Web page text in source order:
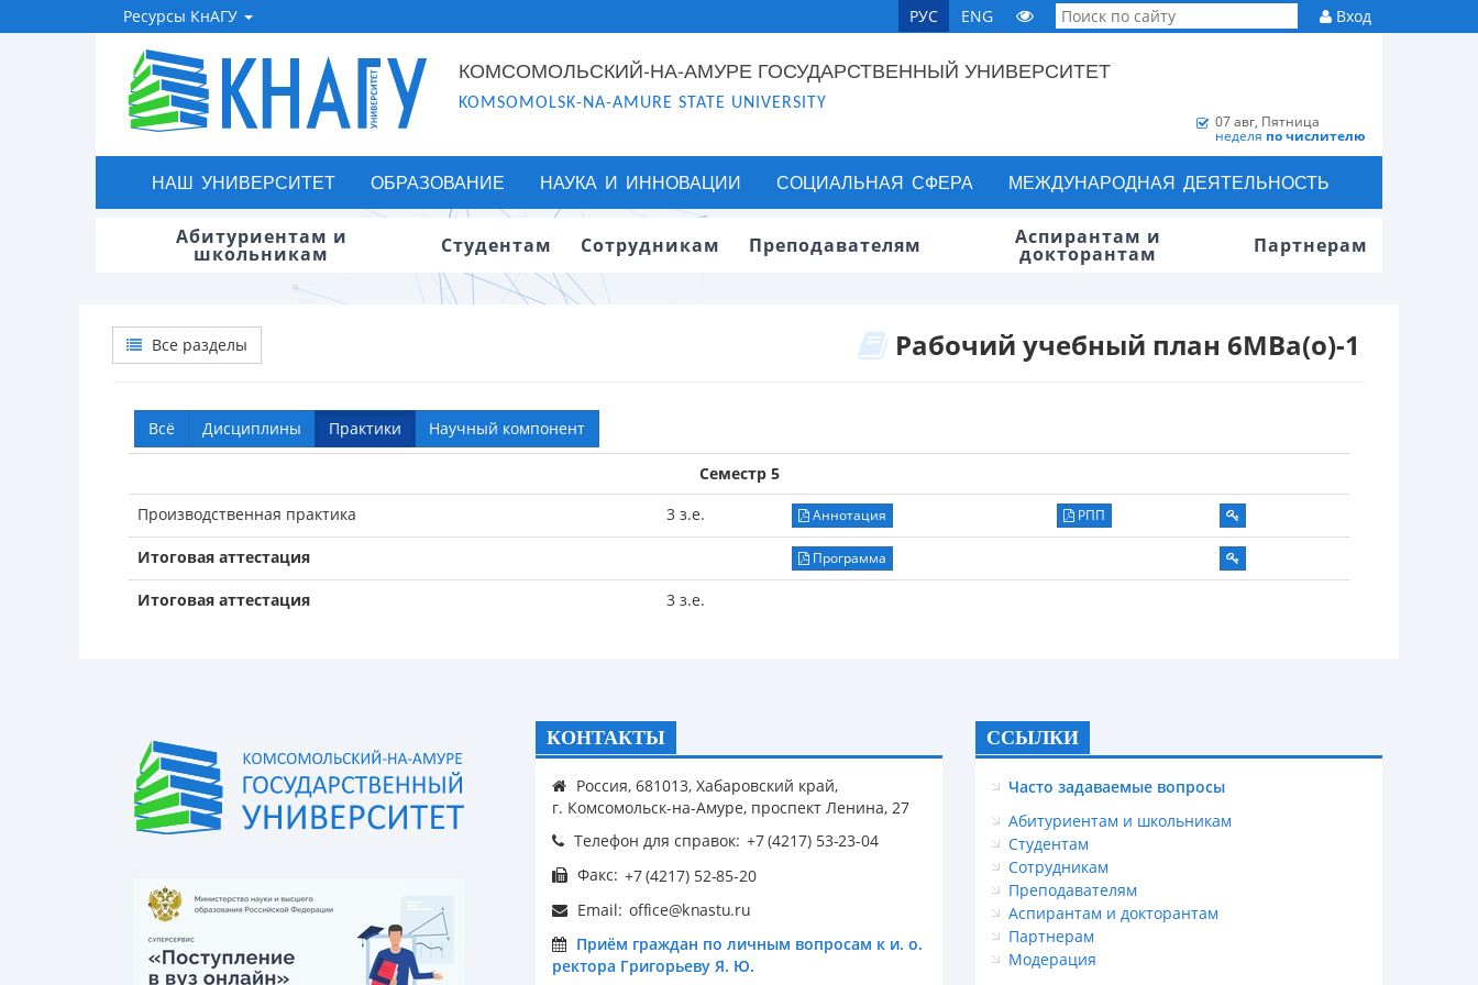
Ресурсы КнАГУ РУС ENG Вход
КОМСОМОЛЬСКИЙ-НА-АМУРЕ ГОСУДАРСТВЕННЫЙ УНИВЕРСИТЕТ
KOMSOMOLSK-NA-AMURE STATE UNIVERSITY
07 авг, Пятница
неделя по числителю
НАШ УНИВЕРСИТЕТ ОБРАЗОВАНИЕ НАУКА И ИННОВАЦИИ СОЦИАЛЬНАЯ СФЕРА МЕЖДУНАРОДНАЯ ДЕЯТЕЛЬНОСТЬ
Абитуриентам и
школьникам Студентам Сотрудникам Преподавателям Аспирантам и
докторантам Партнерам
Все разделы Рабочий учебный план 6МВа(о)-1
Всё Дисциплины Практики Научный компонент
Семестр 5
Производственная практика
3 з.е. Аннотация РПП
Итоговая аттестация Программа
Итоговая аттестация 3 з.е.
КОНТАКТЫ
Россия, 681013, Хабаровский край,
г. Комсомольск-на-Амуре, проспект Ленина, 27
Телефон для справок:
Факс:
Email:
Приём граждан по личным вопросам к и. о.
ректора Григорьеву Я. Ю.
ССЫЛКИ
Часто задаваемые вопросы
Абитуриентам и школьникам
Студентам
Сотрудникам
Преподавателям
Аспирантам и докторантам
Партнерам
Модерация